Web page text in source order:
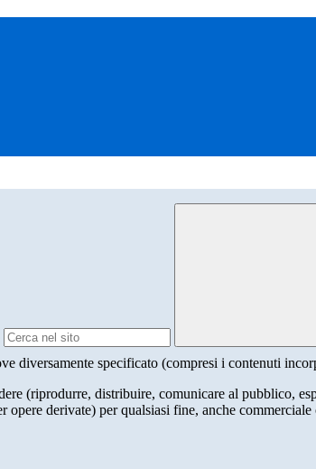
diversamente specificato (compresi i contenuti
(riprodurre, distribuire, comunicare al pubblico,
opere derivate) per qualsiasi fine, anche